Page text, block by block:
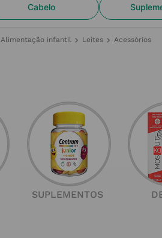
Cabelo
Alimentação infantil Leites Acessórios
SUPLEMENTOS